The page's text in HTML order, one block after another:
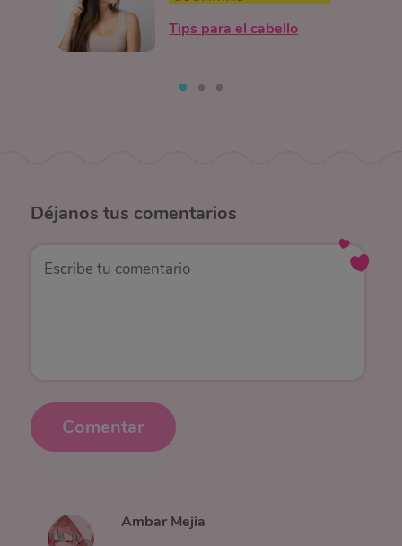
Tips para el cabello
Déjanos tus comentarios
Comentar
Ambar Mejia